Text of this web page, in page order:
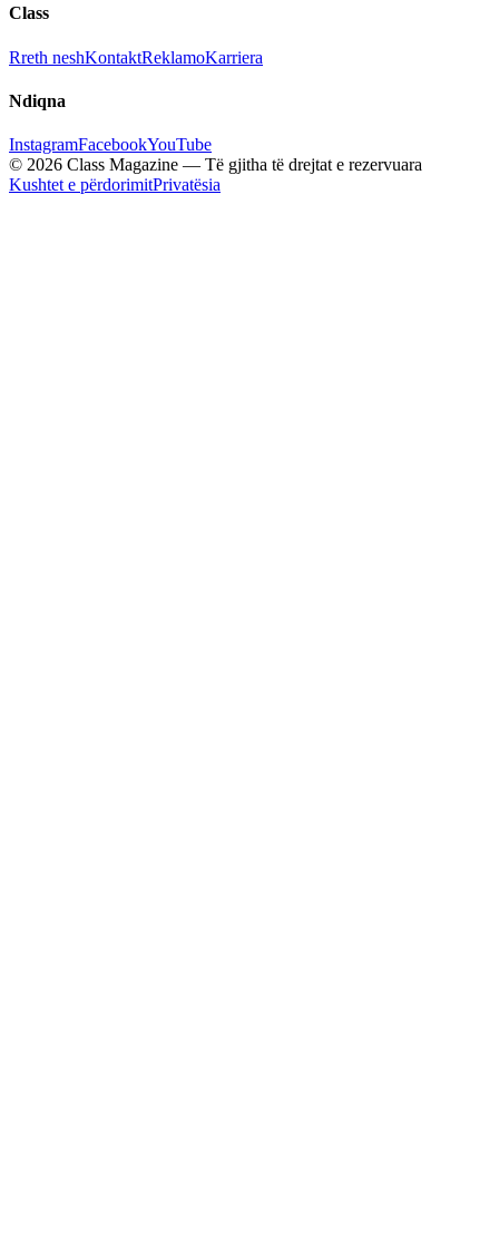
Class
Rreth neshKontaktReklamoKarriera
Ndiqna
InstagramFacebookYouTube
© 2026 Class Magazine — Të gjitha të drejtat e rezervuara
Kushtet e përdorimitPrivatësia